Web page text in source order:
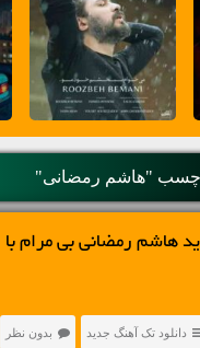
"هاشم رمضانی"
دانلود تک آهنگ جدید بدون نظر